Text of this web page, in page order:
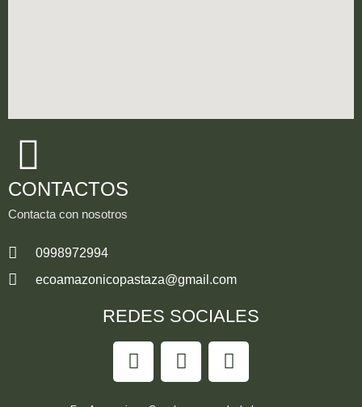
CONTACTOS
Contacta con nosotros
0998972994
ecoamazonicopastaza@gmail.com
REDES SOCIALES